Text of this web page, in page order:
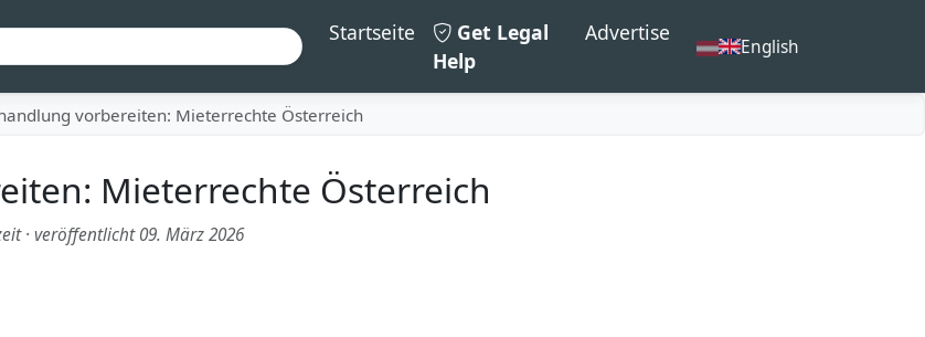
Startseite
Get Legal
Help
Advertise
English
vorbereiten: Mieterrechte Österreich
Mieterrechte Österreich
· veröffentlicht 09. März 2026